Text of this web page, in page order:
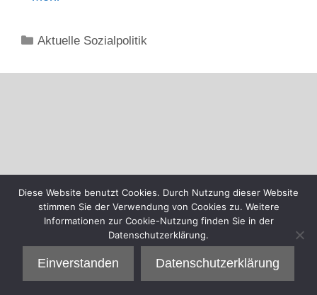
Kategorien
Aktuelle Sozialpolitik
Diese Website benutzt Cookies. Durch Nutzung dieser Website
stimmen Sie der Verwendung von Cookies zu. Weitere
Informationen zur Cookie-Nutzung finden Sie in der
Datenschutzerklärung.
Einverstanden Datenschutzerklärung